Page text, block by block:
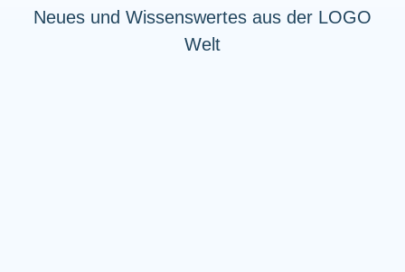
Neues und Wissenswertes aus der LOGO
Welt